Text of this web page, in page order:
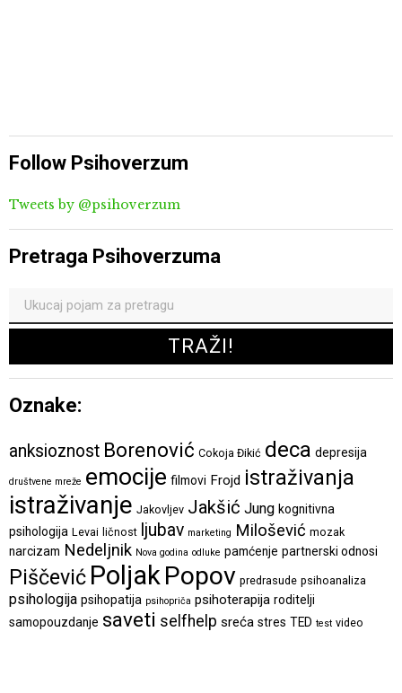
Follow Psihoverzum
Tweets by @psihoverzum
Pretraga Psihoverzuma
Oznake:
anksioznost Borenović Cokoja Đikić deca depresija
društvene mreže emocije filmovi Frojd istraživanja
istraživanje Jakovljev Jakšić Jung kognitivna
psihologija Levai ličnost ljubav marketing Milošević mozak
narcizam Nedeljnik Nova godina odluke pamćenje partnerski odnosi
Piščević PoljakPopov predrasude psihoanaliza
psihologija psihopatija psihopriča psihoterapija roditelji
samopouzdanje saveti selfhelp sreća stres TED test video